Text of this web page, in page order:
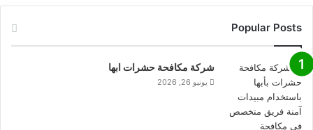
Popular Posts
شركة مكافحة حشرات ابها
يونيو 26, 2026